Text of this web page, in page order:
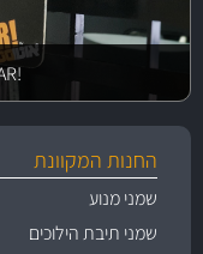
!DON'T TOUCH MY CAR
החנות המקוונת
שמני מנוע
שמני תיבת הילוכים